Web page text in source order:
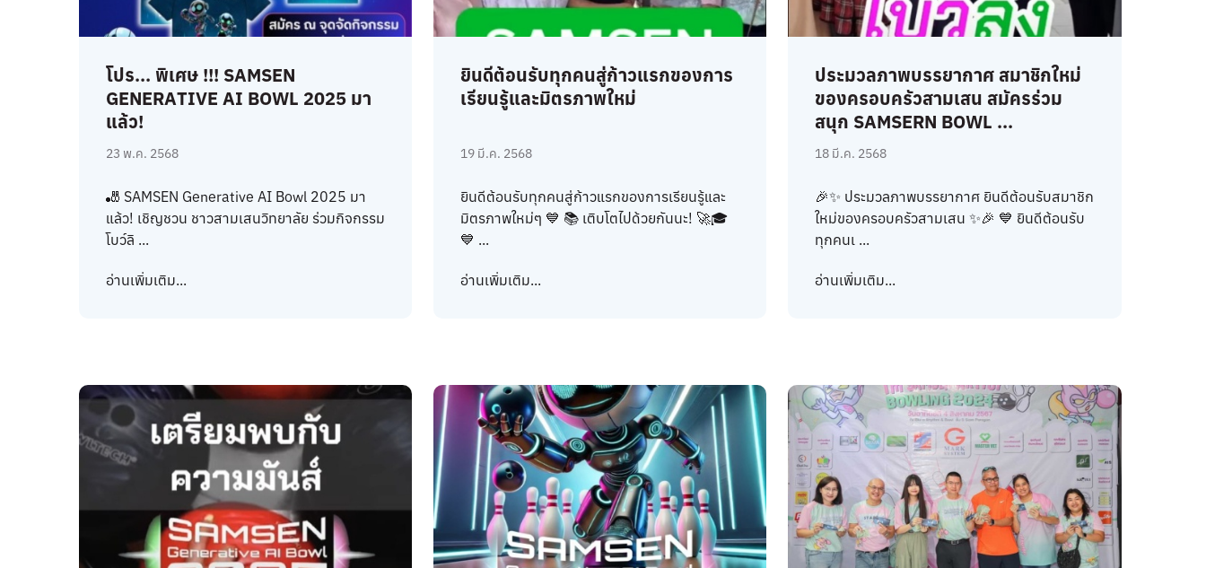
โปร... พิเศษ !!! SAMSEN
GENERATIVE AI BOWL 2025 มา
แล้ว!
23 พ.ค. 2568
🎳 SAMSEN Generative AI Bowl 2025 มา
แล้ว! เชิญชวน ชาวสามเสนวิทยาลัย ร่วมกิจกรรม
โบว์ลิ ...
อ่านเพิ่มเติม...
ยินดีต้อนรับทุกคนสู่ก้าวแรกของการ
เรียนรู้และมิตรภาพใหม่
19 มี.ค. 2568
ยินดีต้อนรับทุกคนสู่ก้าวแรกของการเรียนรู้และ
มิตรภาพใหม่ๆ 💙 📚 เติบโตไปด้วยกันนะ! 🚀🎓
💙 ...
อ่านเพิ่มเติม...
ประมวลภาพบรรยากาศ สมาชิกใหม่
ของครอบครัวสามเสน สมัครร่วม
สนุก SAMSERN BOWL ...
18 มี.ค. 2568
🎉✨ ประมวลภาพบรรยากาศ ยินดีต้อนรับสมาชิก
ใหม่ของครอบครัวสามเสน ✨🎉 💙 ยินดีต้อนรับ
ทุกคนเ ...
อ่านเพิ่มเติม...